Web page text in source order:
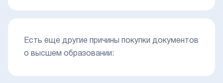
Есть еще другие причины покупки документов
о высшем образовании: